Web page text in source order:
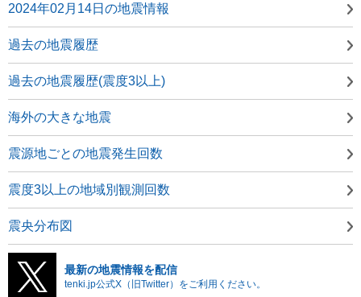
2024年02月14日の地震情報
過去の地震履歴
過去の地震履歴(震度3以上)
海外の大きな地震
震源地ごとの地震発生回数
震度3以上の地域別観測回数
震央分布図
最新の地震情報を配信
tenki.jp公式X（旧Twitter）をご利用ください。